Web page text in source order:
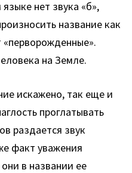
нет звука «б»,
название как
«перворожденные».
на Земле.
искажено, так еще и
проглатывать
раздается звук
факт уважения
в названии ее